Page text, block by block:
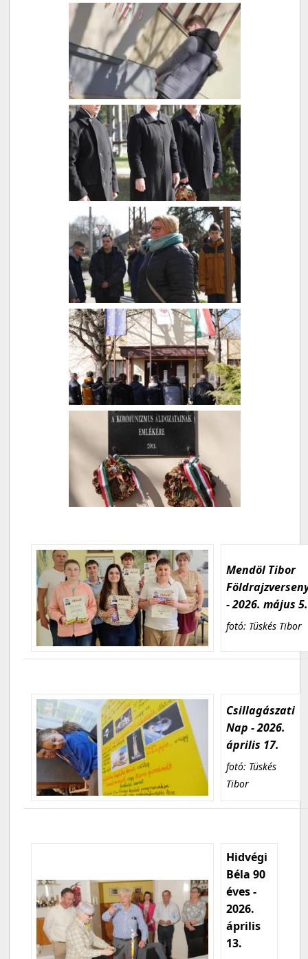
Mendöl Tibor
- 2026. május 5.
fotó: Tüskés Tibor
Csillagászati
Nap - 2026.
április 17.
fotó: Tüskés
Tibor
Hidvégi
Béla 90
éves -
2026.
április
13.